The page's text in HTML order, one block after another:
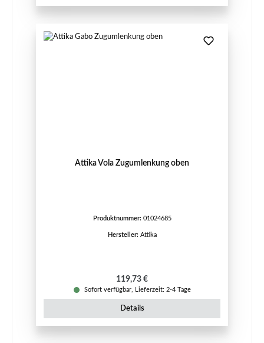
Attika Vola Zugumlenkung oben
Produktnummer: 01024685
Hersteller: Attika
Regulärer Preis:
119,73 €
Sofort verfügbar, Lieferzeit: 2-4 Tage
Details